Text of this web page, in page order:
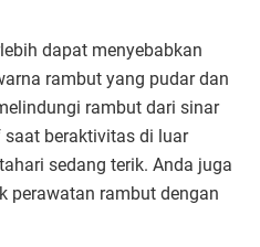
dapat menyebabkan
rambut yang pudar dan
rambut dari sinar
saat beraktivitas di luar
sedang terik. Anda juga
perawatan rambut dengan